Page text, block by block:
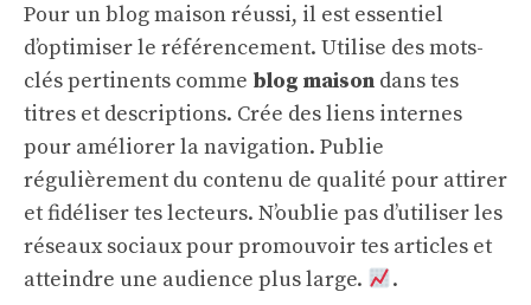
Pour un blog maison réussi, il est essentiel
d’optimiser le référencement. Utilise des mots-
clés pertinents comme blog maison dans tes
titres et descriptions. Crée des liens internes
pour améliorer la navigation. Publie
régulièrement du contenu de qualité pour attirer
et fidéliser tes lecteurs. N’oublie pas d’utiliser les
réseaux sociaux pour promouvoir tes articles et
atteindre une audience plus large.
.